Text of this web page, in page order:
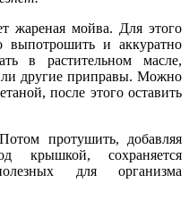
жареная мойва. Для этого
выпотрошить и аккуратно
в растительном масле,
другие приправы. Можно
после этого оставить
протушить, добавляя
крышкой, сохраняется
для организма